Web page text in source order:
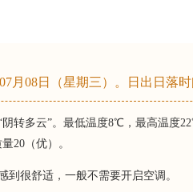
月08日（星期三）。日出日落时
阴转多云”。最低温度8℃，最高温度
20（优）。
到很舒适，一般不需要开启空调。